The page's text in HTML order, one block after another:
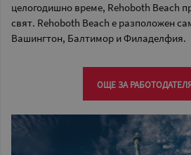
целогодишно време, Rehoboth Beach
свят. Rehoboth Beach е разположен
Вашингтон, Балтимор и Филаделфия.
ОЩЕ ЗА